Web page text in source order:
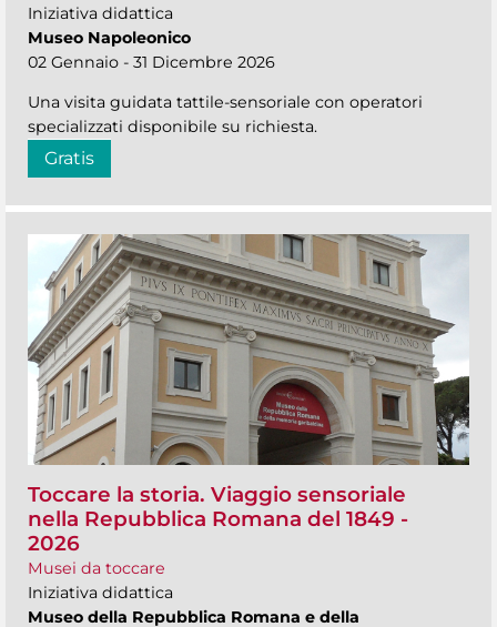
Iniziativa didattica
Museo Napoleonico
02 Gennaio - 31 Dicembre 2026
Una visita guidata tattile-sensoriale con operatori
specializzati disponibile su richiesta.
Gratis
Toccare la storia. Viaggio sensoriale
nella Repubblica Romana del 1849 -
2026
Musei da toccare
Iniziativa didattica
Museo della Repubblica Romana e della